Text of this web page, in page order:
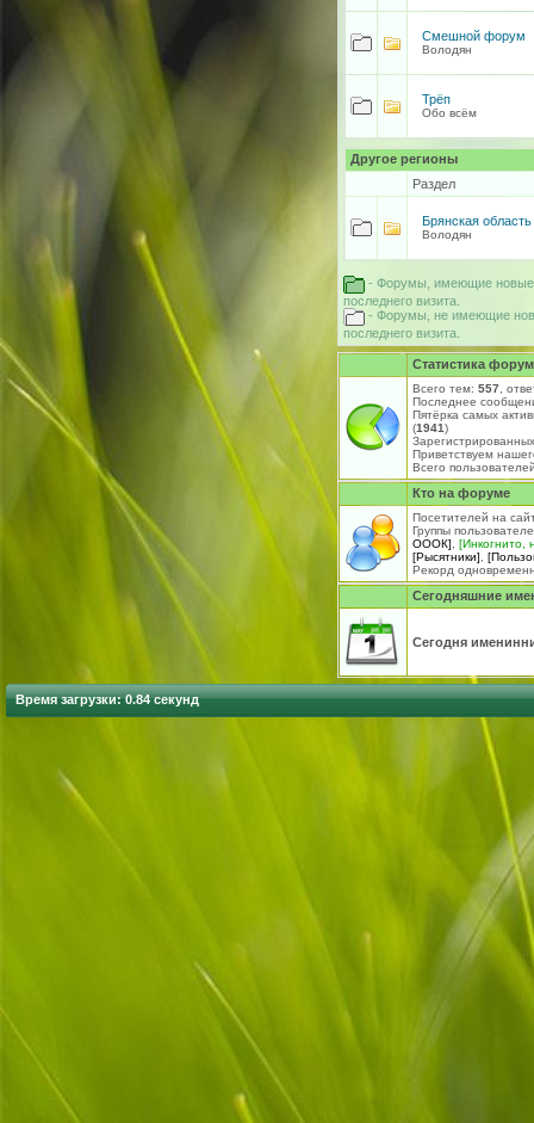
Смешной форум
Володян
Трёп
Обо всём
Другое регионы
Раздел
Брянская область
Володян
- Форумы, имеющие новые
последнего визита.
- Форумы, не имеющие
последнего визита.
Статистика
Всего тем: 557 ,
Последнее
Пятёрка самых
(1941)
Приветствуем
Всего
Кто на форуме
Посетителей на
Группы
ОООК]
[Инкогнито,
[Рысятники]
Рекорд
Сегодняшние
Сегодня
Время загрузки: 0.84 секунд